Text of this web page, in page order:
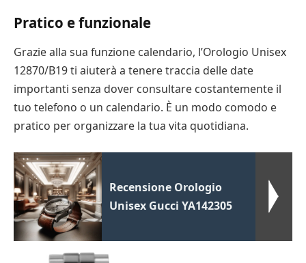
Pratico e funzionale
Grazie alla sua funzione calendario, l’Orologio Unisex
12870/B19 ti aiuterà a tenere traccia delle date
importanti senza dover consultare costantemente il
tuo telefono o un calendario. È un modo comodo e
pratico per organizzare la tua vita quotidiana.
Recensione Orologio
Unisex Gucci YA142305